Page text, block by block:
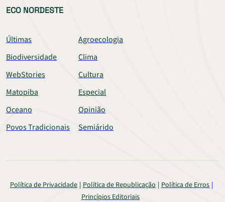
ECO NORDESTE
Últimas
Agroecologia
Biodiversidade
Clima
WebStories
Cultura
Matopiba
Especial
Oceano
Opinião
Povos Tradicionais
Semiárido
Política de Privacidade Política de Republicação
Política de Erros
Princípios Editoriais